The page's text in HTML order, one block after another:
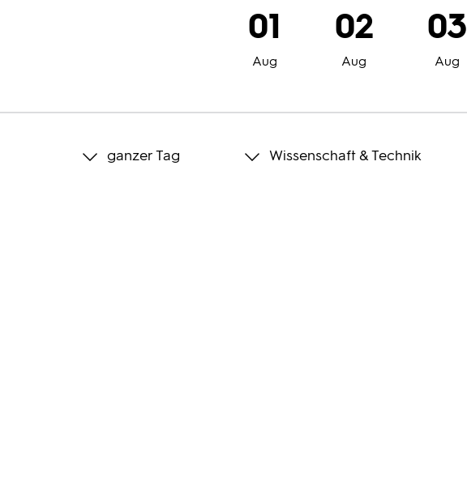
01
Aug
02
Aug
03
Aug
ganzer Tag Wissenschaft & Technik